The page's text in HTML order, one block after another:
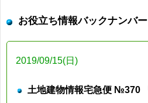
お役立ち情報バックナンバー
2019/09/15(日)
土地建物情報宅急便 №370